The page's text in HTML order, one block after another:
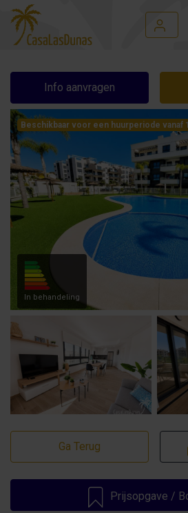
Info aanvragen
Beschikbaar voor een huurperiode vanaf
In behandeling
Ga Terug
Prijsopgave /